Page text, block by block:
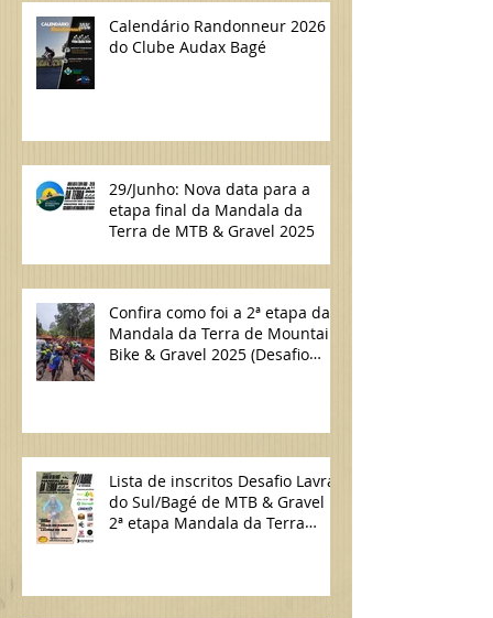
Calendário Randonneur 2026
do Clube Audax Bagé
29/Junho: Nova data para a
etapa final da Mandala da
Terra de MTB & Gravel 2025
Confira como foi a 2ª etapa da
Mandala da Terra de Mountain
Bike & Gravel 2025 (Desafio
Lista de inscritos Desafio Lavras
do Sul/Bagé de MTB & Gravel |
2ª etapa Mandala da Terra